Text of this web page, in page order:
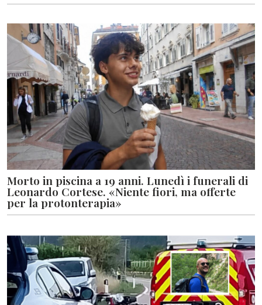
Morto in piscina a 19 anni. Lunedì i funerali di
Leonardo Cortese. «Niente fiori, ma offerte
per la protonterapia»